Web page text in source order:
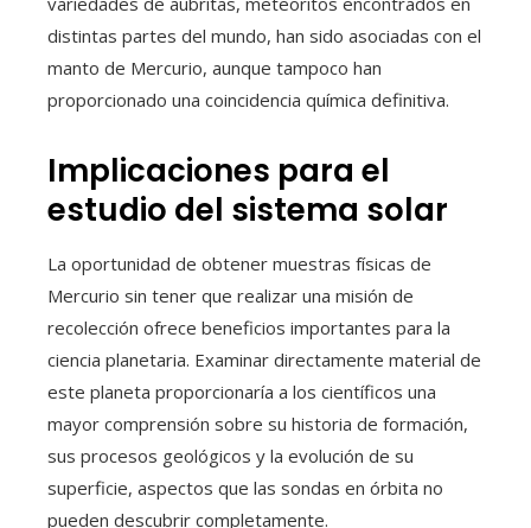
distintas partes del mundo, han sido asociadas con el
manto de Mercurio, aunque tampoco han
proporcionado una coincidencia química definitiva.
Implicaciones para el
estudio del sistema solar
La oportunidad de obtener muestras físicas de
Mercurio sin tener que realizar una misión de
recolección ofrece beneficios importantes para la
ciencia planetaria. Examinar directamente material de
este planeta proporcionaría a los científicos una
mayor comprensión sobre su historia de formación,
sus procesos geológicos y la evolución de su
superficie, aspectos que las sondas en órbita no
pueden descubrir completamente.